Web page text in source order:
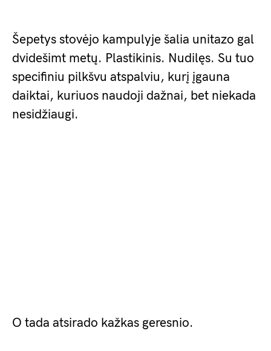
Šepetys stovėjo kampulyje šalia unitazo gal
dvidešimt metų. Plastikinis. Nudilęs. Su tuo
specifiniu pilkšvu atspalviu, kurį įgauna
daiktai, kuriuos naudoji dažnai, bet niekada
nesidžiaugi.
O tada atsirado kažkas geresnio.